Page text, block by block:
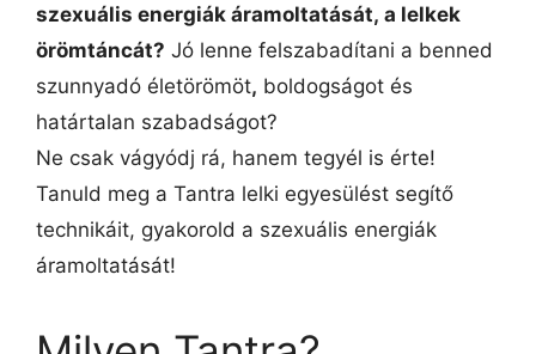
szexuális energiák áramoltatását, a lelkek
örömtáncát? Jó lenne felszabadítani a benned
szunnyadó életörömöt, boldogságot és
határtalan szabadságot?
Ne csak vágyódj rá, hanem tegyél is érte!
Tanuld meg a Tantra lelki egyesülést segítő
technikáit, gyakorold a szexuális energiák
áramoltatását!